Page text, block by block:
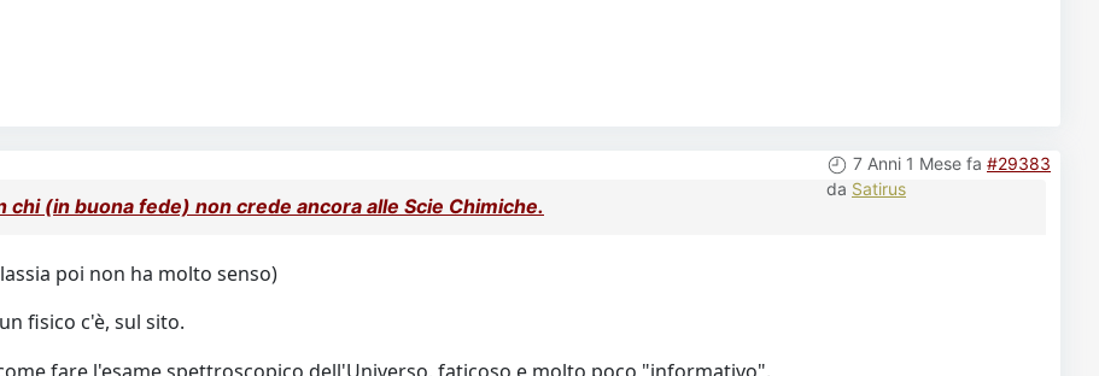
7 Anni 1 Mese fa #29383
da Satirus
chi (in buona fede) non crede ancora alle Scie Chimiche.
poi non ha molto senso)
fisico c'è, sul sito.